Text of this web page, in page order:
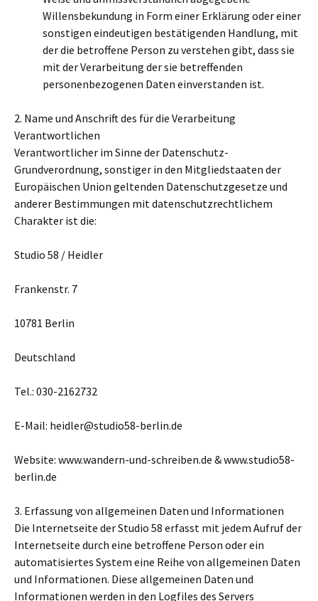
Willensbekundung in Form einer Erklärung oder einer
sonstigen eindeutigen bestätigenden Handlung, mit
der die betroffene Person zu verstehen gibt, dass sie
mit der Verarbeitung der sie betreffenden
personenbezogenen Daten einverstanden ist.
2. Name und Anschrift des für die Verarbeitung
Verantwortlichen
Verantwortlicher im Sinne der Datenschutz-
Grundverordnung, sonstiger in den Mitgliedstaaten der
Europäischen Union geltenden Datenschutzgesetze und
anderer Bestimmungen mit datenschutzrechtlichem
Charakter ist die:
Studio 58 / Heidler
Frankenstr. 7
10781 Berlin
Deutschland
Tel.: 030-2162732
E-Mail: heidler@studio58-berlin.de
Website: www.wandern-und-schreiben.de & www.studio58-
berlin.de
3. Erfassung von allgemeinen Daten und Informationen
Die Internetseite der Studio 58 erfasst mit jedem Aufruf der
Internetseite durch eine betroffene Person oder ein
automatisiertes System eine Reihe von allgemeinen Daten
und Informationen. Diese allgemeinen Daten und
Informationen werden in den Logfiles des Servers